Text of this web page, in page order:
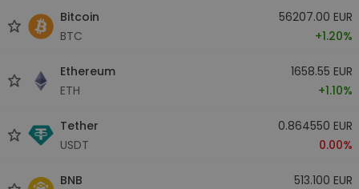
Bitcoin
BTC
56207.00 EUR
+1.20%
Ethereum
ETH
1658.55 EUR
+1.10%
Tether
USDT
0.864550 EUR
0.00%
BNB
513.100 EUR